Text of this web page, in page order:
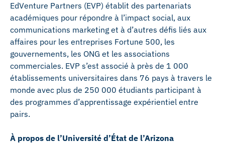
EdVenture Partners (EVP) établit des partenariats
académiques pour répondre à l’impact social, aux
communications marketing et à d’autres défis liés aux
affaires pour les entreprises Fortune 500, les
gouvernements, les ONG et les associations
commerciales. EVP s’est associé à près de 1 000
établissements universitaires dans 76 pays à travers le
monde avec plus de 250 000 étudiants participant à
des programmes d’apprentissage expérientiel entre
pairs.
À propos de l’Université d’État de l’Arizona